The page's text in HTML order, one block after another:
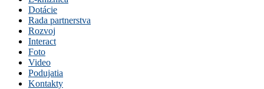
Dotácie
Rada partnerstva
Rozvoj
Interact
Foto
Video
Podujatia
Kontakty